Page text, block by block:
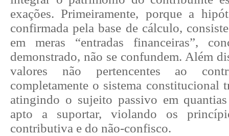
exações. Primeiramente, porque a
confirmada pela base de cálculo,
em meras “entradas financeiras”,
demonstrado, não se confundem. Além
valores não pertencentes ao
completamente o sistema constitucional
atingindo o sujeito passivo em
apto a suportar, violando os
contributiva e do não-confisco.